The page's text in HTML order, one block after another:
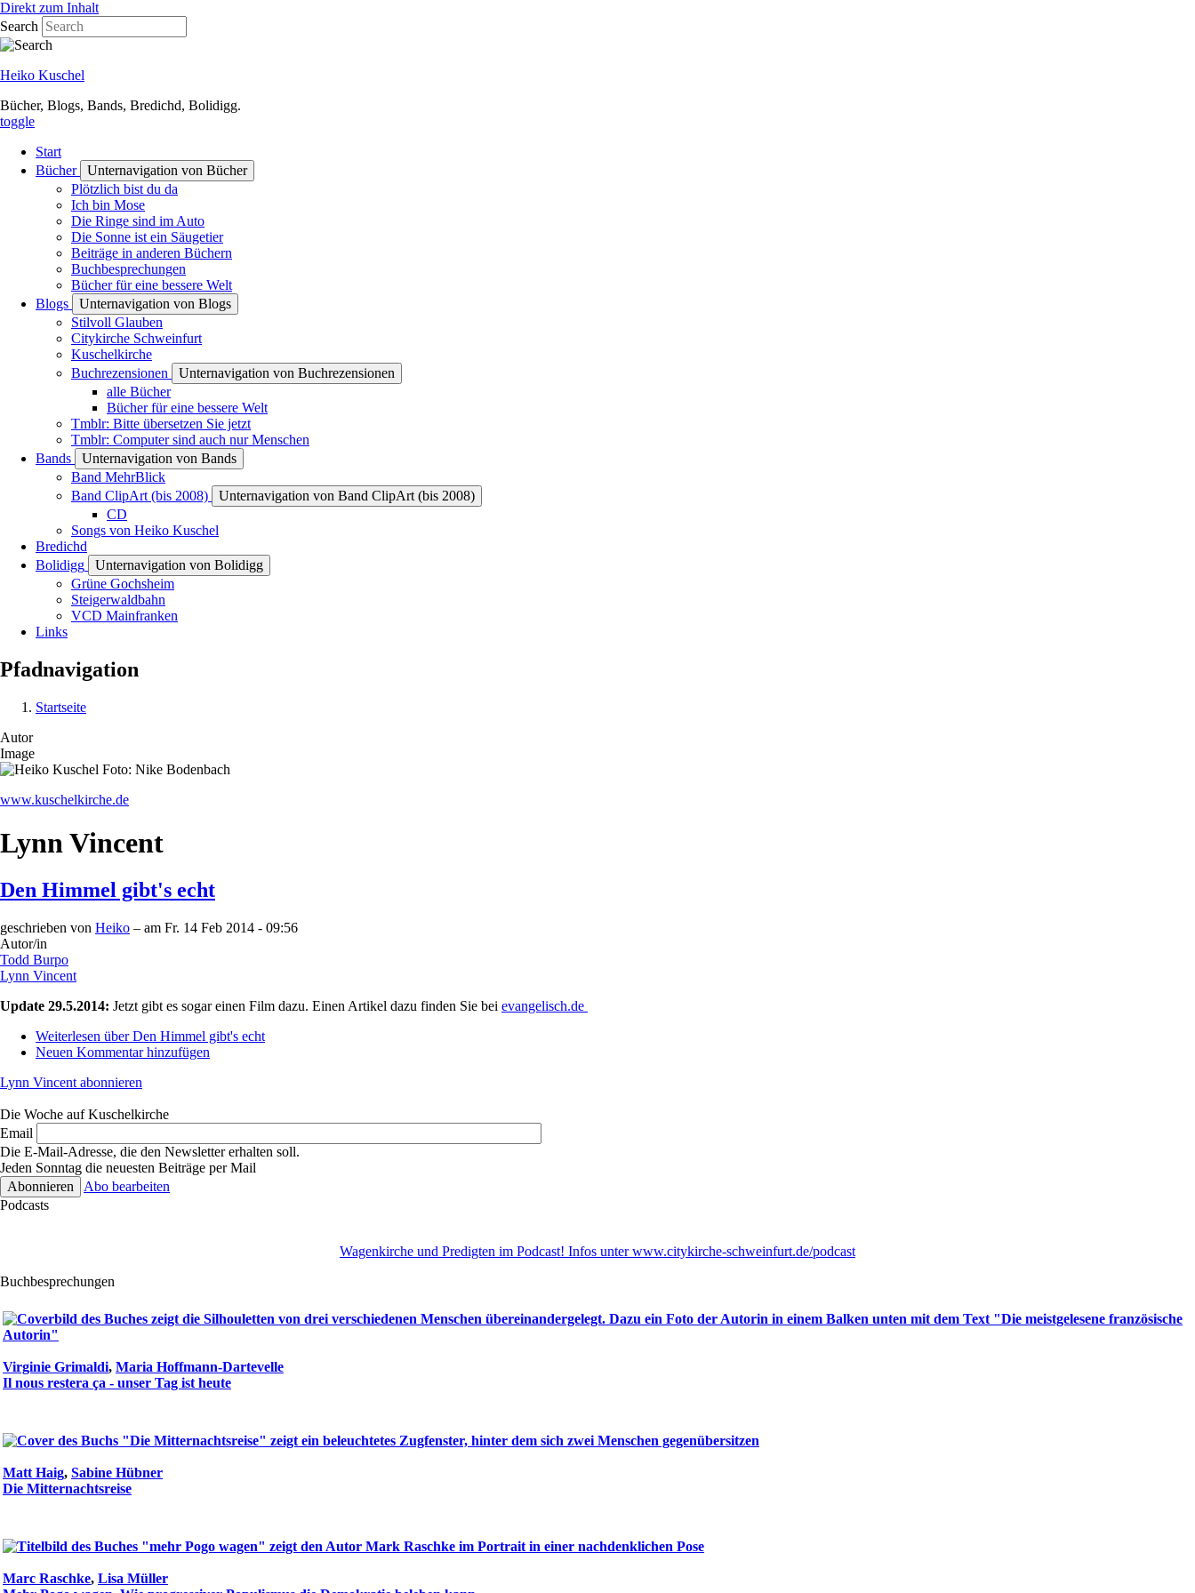
Direkt zum Inhalt
Search
Heiko Kuschel
Bücher, Blogs, Bands, Bredichd, Bolidigg.
toggle
Start
Bücher
Unternavigation von Bücher
Plötzlich bist du da
Ich bin Mose
Die Ringe sind im Auto
Die Sonne ist ein Säugetier
Beiträge in anderen Büchern
Buchbesprechungen
Bücher für eine bessere Welt
Blogs
Unternavigation von Blogs
Stilvoll Glauben
Citykirche Schweinfurt
Kuschelkirche
Buchrezensionen
Unternavigation von Buchrezensionen
alle Bücher
Bücher für eine bessere Welt
Tmblr: Bitte übersetzen Sie jetzt
Tmblr: Computer sind auch nur Menschen
Bands
Unternavigation von Bands
Band MehrBlick
Band ClipArt (bis 2008)
Unternavigation von Band ClipArt (bis 2008)
CD
Songs von Heiko Kuschel
Bredichd
Bolidigg
Unternavigation von Bolidigg
Grüne Gochsheim
Steigerwaldbahn
VCD Mainfranken
Links
Pfadnavigation
Startseite
Autor
Image
www.kuschelkirche.de
Lynn Vincent
Den Himmel gibt's echt
geschrieben von Heiko – am Fr. 14 Feb 2014 - 09:56
Autor/in
Todd Burpo
Lynn Vincent
Update 29.5.2014: Jetzt gibt es sogar einen Film dazu. Einen Artikel dazu finden Sie bei evangelisch.de
Weiterlesen über Den Himmel gibt's echt
Neuen Kommentar hinzufügen
Lynn Vincent abonnieren
Die Woche auf Kuschelkirche
Email
Die E-Mail-Adresse, die den Newsletter erhalten soll.
Jeden Sonntag die neuesten Beiträge per Mail
Abo bearbeiten
Podcasts
Wagenkirche und Predigten im Podcast! Infos unter www.citykirche-schweinfurt.de/podcast
Buchbesprechungen
Virginie Grimaldi, Maria Hoffmann-Dartevelle
Il nous restera ça - unser Tag ist heute
Matt Haig, Sabine Hübner
Die Mitternachtsreise
Marc Raschke, Lisa Müller